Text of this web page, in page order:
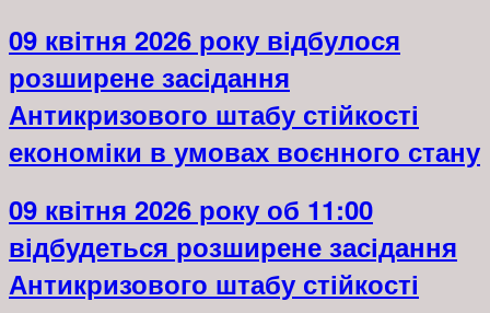
09 квітня 2026 року відбулося
розширене засідання
Антикризового штабу стійкості
економіки в умовах воєнного стану
09 квітня 2026 року об 11:00
відбудеться розширене засідання
Антикризового штабу стійкості